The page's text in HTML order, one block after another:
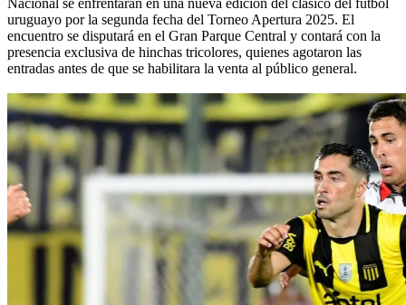
Nacional se enfrentarán en una nueva edición del clásico del fútbol
uruguayo por la segunda fecha del Torneo Apertura 2025. El
encuentro se disputará en el Gran Parque Central y contará con la
presencia exclusiva de hinchas tricolores, quienes agotaron las
entradas antes de que se habilitara la venta al público general.